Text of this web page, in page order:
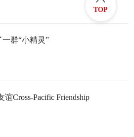
群“小精灵”
Cross-Pacific Friendship
TOP